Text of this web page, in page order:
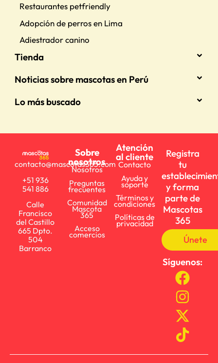
Restaurantes petfriendly
Adopción de perros en Lima
Adiestrador canino
Tienda
Noticias sobre mascotas en Perú
Lo más buscado
contacto@mascotas365.com
+51 936
541 886
Calle
Francisco
del Castillo
665 Dpto.
504
Barranco
Sobre
nosotros
Nosotros
Preguntas
frecuentes
Comunidad
Mascota
365
Acceso
comercios
Atención
al cliente
Contacto
Ayuda y
soporte
Términos y
condiciones
Políticas de
privacidad
Registra
tu
y forma
parte de
Mascotas
365
Únete
Síguenos: